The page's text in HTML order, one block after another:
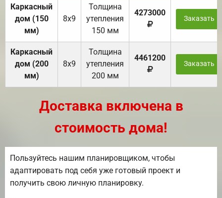
Каркасный
дом (150
мм)
8х9
Толщина
утепления
150 мм
4273000
Заказать
Каркасный
дом (200
мм)
8х9
Толщина
утепления
200 мм
4461200
Заказать
Доставка включена в
стоимость дома!
Пользуйтесь нашим планировщиком, чтобы
адаптировать под себя уже готовый проект и
получить свою личную планировку.